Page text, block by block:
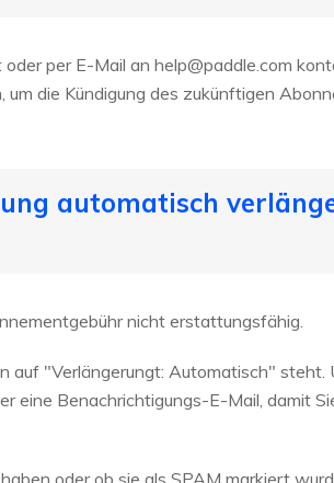
per E-Mail an help@paddle.com
um die Kündigung des zukünftigen
automatisch
nicht erstattungsfähig.
auf "Verlängerungt: Automatisch" steht.
eine Benachrichtigungs-E-Mail, damit
oder ob sie als SPAM markiert